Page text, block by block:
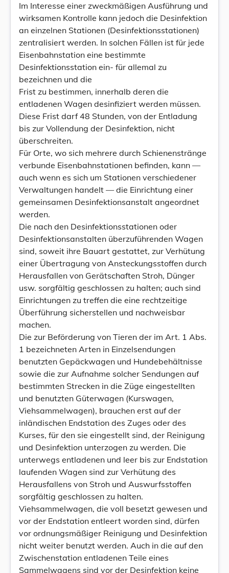
Im Interesse einer zweckmäßigen Ausführung und
wirksamen Kontrolle kann jedoch die Desinfektion
an einzelnen Stationen (Desinfektionsstationen)
zentralisiert werden. In solchen Fällen ist für jede
Eisenbahnstation eine bestimmte
Desinfektionsstation ein- für allemal zu
bezeichnen und die
Frist zu bestimmen, innerhalb deren die
entladenen Wagen desinfiziert werden müssen.
Diese Frist darf 48 Stunden, von der Entladung
bis zur Vollendung der Desinfektion, nicht
überschreiten.
Für Orte, wo sich mehrere durch Schienenstränge
verbunde Eisenbahnstationen befinden, kann —
auch wenn es sich um Stationen verschiedener
Verwaltungen handelt — die Einrichtung einer
gemeinsamen Desinfektionsanstalt angeordnet
werden.
Die nach den Desinfektionsstationen oder
Desinfektionsanstalten überzuführenden Wagen
sind, soweit ihre Bauart gestattet, zur Verhütung
einer Übertragung von Ansteckungsstoffen durch
Herausfallen von Gerätschaften Stroh, Dünger
usw. sorgfältig geschlossen zu halten; auch sind
Einrichtungen zu treffen die eine rechtzeitige
Überführung sicherstellen und nachweisbar
machen.
Die zur Beförderung von Tieren der im Art. 1 Abs.
1 bezeichneten Arten in Einzelsendungen
benutzten Gepäckwagen und Hundebehältnisse
sowie die zur Aufnahme solcher Sendungen auf
bestimmten Strecken in die Züge eingestellten
und benutzten Güterwagen (Kurswagen,
Viehsammelwagen), brauchen erst auf der
inländischen Endstation des Zuges oder des
Kurses, für den sie eingestellt sind, der Reinigung
und Desinfektion unterzogen zu werden. Die
unterwegs entladenen und leer bis zur Endstation
laufenden Wagen sind zur Verhütung des
Herausfallens von Stroh und Auswurfsstoffen
sorgfältig geschlossen zu halten.
Viehsammelwagen, die voll besetzt gewesen und
vor der Endstation entleert worden sind, dürfen
vor ordnungsmäßiger Reinigung und Desinfektion
nicht weiter benutzt werden. Auch in die auf den
Zwischenstation entladenen Teile eines
Sammelwagens sind vor der Desinfektion keine